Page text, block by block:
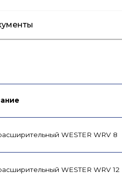
WESTER WRV 8
WESTER WRV 12